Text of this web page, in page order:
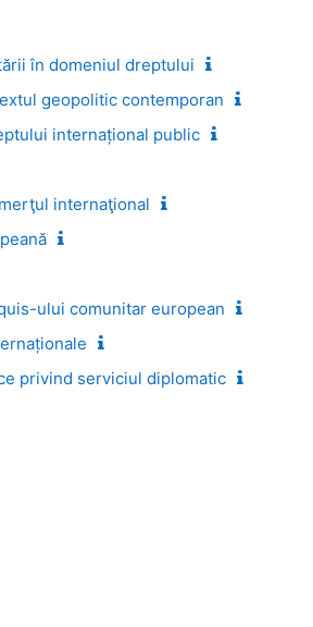
în domeniul dreptului
geopolitic contemporan
internațional public
internaţional
ului comunitar european
privind serviciul diplomatic